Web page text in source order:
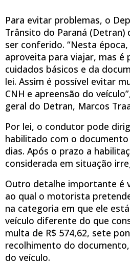
Para evitar problemas, o
Trânsito do Paraná (Detran)
ser conferido. “Nesta
aproveita para viajar, mas é
cuidados básicos e da
lei. Assim é possível evitar
CNH e apreensão do
geral do Detran, Marcos
Por lei, o condutor pode
habilitado com o
dias. Após o prazo a
considerada em situação
Outro detalhe importante é
ao qual o motorista
na categoria em que ele
veículo diferente do que
multa de R$ 574,62, sete
recolhimento do
do veículo.